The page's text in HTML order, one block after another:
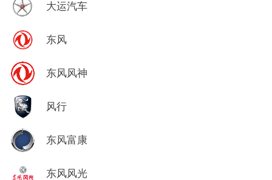
大运汽车
东风
东风风神
风行
东风富康
东风风光